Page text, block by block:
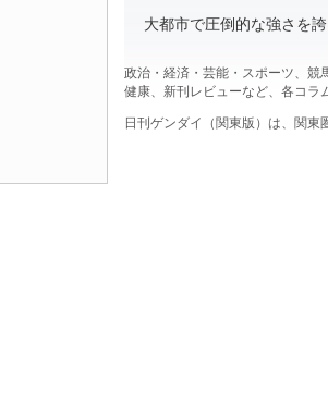
大都市で圧倒的な強さを
政治・経済・芸能・スポーツ、競
健康、新刊レビューなど、各コラ
日刊ゲンダイ（関東版）は、関